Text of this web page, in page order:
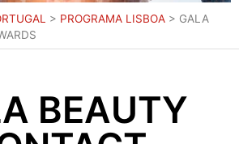
> PROGRAMA LISBOA > GALA
BEAUTY